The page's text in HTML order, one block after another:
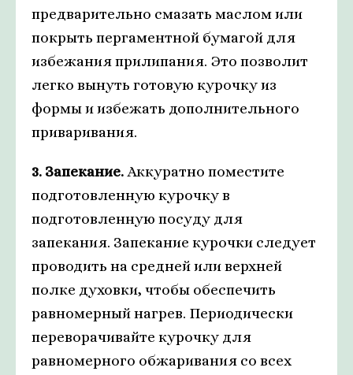
предварительно смазать маслом или
покрыть пергаментной бумагой для
избежания прилипания. Это позволит
легко вынуть готовую курочку из
формы и избежать дополнительного
приваривания.
3. Запекание.Аккуратно поместите
подготовленную курочку в
подготовленную посуду для
запекания. Запекание курочки следует
проводить на средней или верхней
полке духовки, чтобы обеспечить
равномерный нагрев. Периодически
переворачивайте курочку для
равномерного обжаривания со всех